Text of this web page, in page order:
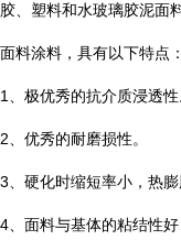
胶、塑料和水玻璃胶泥面
面料涂料，具有以下特点：
1 、极优秀的抗介质浸透性
2 、优秀的耐磨损性。
3 、硬化时缩短率小，热膨
4 、面料与基体的粘结性